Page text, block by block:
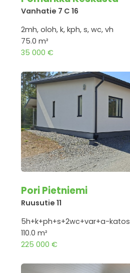
Vanhatie 7 C 16
2mh, oloh, k, kph, s, wc, vh
75.0 m²
35 000 €
Pori Pietniemi
Ruusutie 11
5h+k+ph+s+2wc+var+a-katos
110.0 m²
225 000 €